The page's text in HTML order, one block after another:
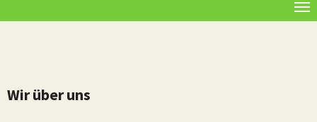
Wir über uns